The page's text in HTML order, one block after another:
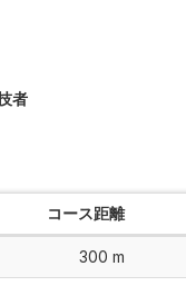
者
コース距離
300 m